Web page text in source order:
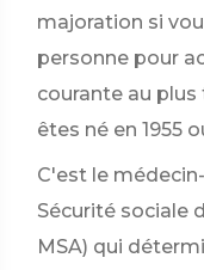
majoration si
personne pour
courante au plus
êtes né en 1955
C'est le
Sécurité sociale
MSA) qui